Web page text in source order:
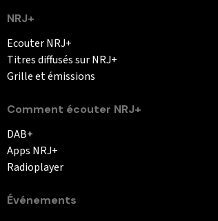
NRJ+
Ecouter NRJ+
Titres diffusés sur NRJ+
Grille et émissions
Comment écouter NRJ+
DAB+
Apps NRJ+
Radioplayer
Événements